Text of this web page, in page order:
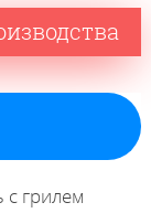
грилем